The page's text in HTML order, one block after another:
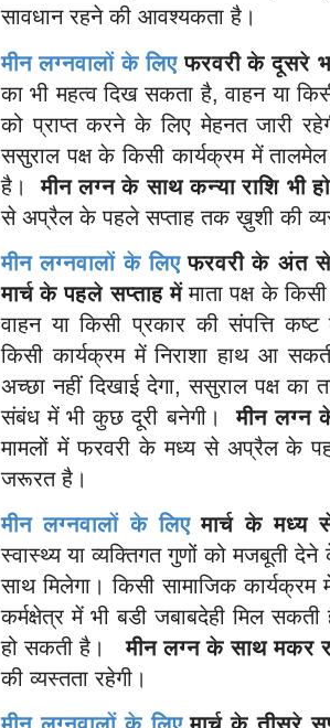
सावधान रहने की आवश्यकता है।
मीन लग्नवालों के लिएफरवरी के दूसरे
का भी महत्व दिख सकता है, वाहन या
को प्राप्त करने के लिए मेहनत जारी
ससुराल पक्ष के किसी कार्यक्रम में
है।मीन लग्न के साथकन्या राशि भी
से अप्रैल के पहले सप्ताह तक ख़ुशी की
मीन लग्नवालों के लिएफरवरी के अंत से
मार्च के पहले सप्ताह मेंमाता पक्ष के
वाहन या किसी प्रकार की संपत्ति
किसी कार्यक्रम में निराशा हाथ आ
अच्छा नहीं दिखाई देगा, ससुराल पक्ष का
संबंध में भी कुछ दूरी बनेगी।मीन लग्न
मामलों में फरवरी के मध्य से अप्रैल के
जरूरत है।
मीन लग्नवालों के लिएमार्च के
स्वास्थ्य या व्यक्तिगत गुणों को मजबूती देने
साथ मिलेगा। किसी सामाजिक कार्यक्रम
कर्मक्षेत्र में भी बडी जबाबदेही मिल
हो सकती है।मीन लग्न के साथमकर
की व्यस्तता रहेगी।